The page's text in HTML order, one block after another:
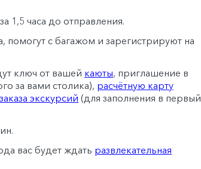
1,5 часа до отправления.
помогут с багажом и зарегистрируют на
ключ от вашей каюты, приглашение в
за вами столика), расчётную карту
заказа экскурсий (для заполнения в первый
вас будет ждать развлекательная